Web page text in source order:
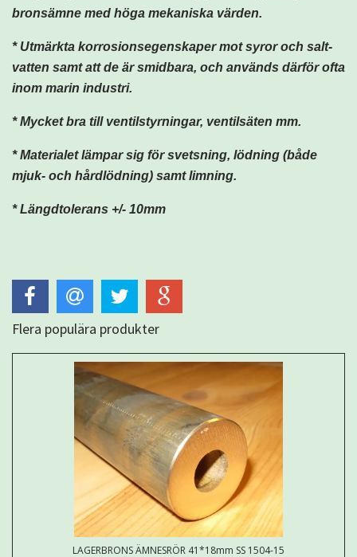
bronsämne med höga mekaniska värden.
* Utmärkta korrosionsegenskaper mot syror och salt-
vatten samt att de är smidbara, och används därför ofta
inom marin industri.
* Mycket bra till ventilstyrningar, ventilsäten mm.
* Materialet lämpar sig för svetsning, lödning (både
mjuk- och hårdlödning) samt limning.
* Längdtolerans +/- 10mm
Flera populära produkter
LAGERBRONS ÄMNESRÖR 41*18mm SS 1504-15